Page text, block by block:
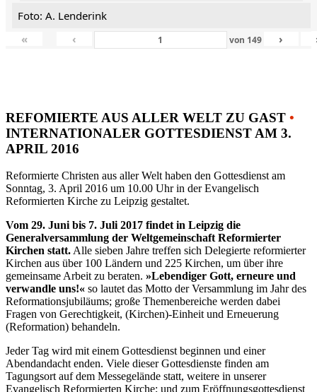
Foto: A. Lenderink
«
‹ von 149 ›
REFOMIERTE AUS ALLER WELT ZU GAST •
INTERNATIONALER GOTTESDIENST AM 3.
APRIL 2016
Reformierte Christen aus aller Welt haben den Gottesdienst am
Sonntag, 3. April 2016 um 10.00 Uhr in der Evangelisch
Reformierten Kirche zu Leipzig gestaltet.
Vom 29. Juni bis 7. Juli 2017 findet in Leipzig die
Generalversammlung der Weltgemeinschaft Reformierter
Kirchen statt.Alle sieben Jahre treffen sich Delegierte reformierter
Kirchen aus über 100 Ländern und 225 Kirchen, um über ihre
gemeinsame Arbeit zu beraten. »Lebendiger Gott, erneure und
verwandle uns!« so lautet das Motto der Versammlung im Jahr des
Reformationsjubiläums; große Themenbereiche werden dabei
Fragen von Gerechtigkeit, (Kirchen)-Einheit und Erneuerung
(Reformation) behandeln.
Jeder Tag wird mit einem Gottesdienst beginnen und einer
Abendandacht enden. Viele dieser Gottesdienste finden am
Tagungsort auf dem Messegelände statt, weitere in unserer
Evangelisch Reformierten Kirche; und zum Eröffnungsgottesdienst